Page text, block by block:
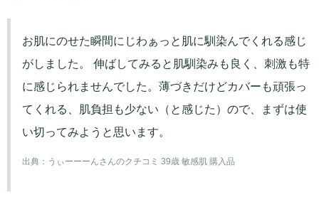
お肌にのせた瞬間にじわぁっと肌に馴染んでくれる感じ
がしました。 伸ばしてみると肌馴染みも良く、刺激も特
に感じられませんでした。薄づきだけどカバーも頑張っ
てくれる、肌負担も少ない（と感じた）ので、まずは使
い切ってみようと思います。
出典： うぃーーーんさんのクチコミ 39歳 敏感肌 購入品